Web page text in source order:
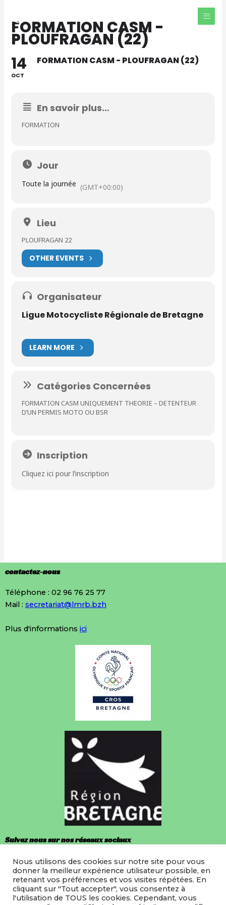
contenu
FORMATION CASM -
PLOUFRAGAN (22)
14
OCT
FORMATION CASM - PLOUFRAGAN (22)
En savoir plus…
FORMATION
Jour
Toute la journée (GMT+00:00)
Lieu
PLOUFRAGAN 22
OTHER EVENTS
Organisateur
Ligue Motocycliste Régionale de Bretagne
LEARN MORE
Catégories Concernées
FORMATION CASM UNIQUEMENT THEORIE – DETENTEUR
D’UN PERMIS MOTO OU BSR
Inscription
Cliquez ici pour l’inscription
contactez-nous
Téléphone : 02 96 76 25 77
Mail : secretariat@lmrb.bzh
Plus d'informations ici
Suivez nous sur nos réseaux sociaux
Facebook
Instagram
Nous utilisons des cookies sur notre site pour vous
donner la meilleur expérience utilisateur possible, en
retenant vos préférences et vos visites répétées. En
cliquant sur "Tout accepter", vous consentez à
l'utilisation de TOUS les cookies. Cependant, vous